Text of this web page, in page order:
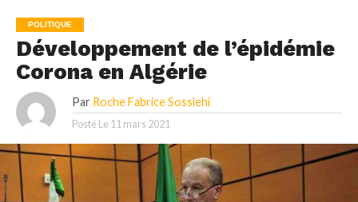
POLITIQUE
Développement de l’épidémie
Corona en Algérie
Par Roche Fabrice Sossiehi
Posté Le 11 mars 2021